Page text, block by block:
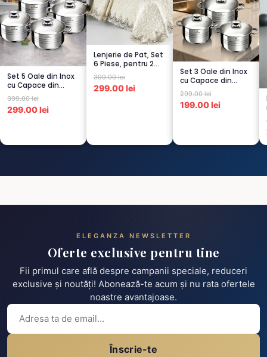
Set 5 Oale din Inox
cu Capace din
Sticlă
Termorezistent...
399.00 lei
299.00 lei
Lenjerie de Pat, Set
6 Piese, pentru 2
persoana, CREM-
4...
399.00 lei
299.00 lei
Set 3 Oale din Inox
cu Capace din
Sticlă
Termorezistent...
299.00 lei
199.00 lei
ELEGANZA NEWSLETTER
Oferte exclusive pentru tine
Fii primul care află despre campanii speciale, reduceri
exclusive și noutăți! Abonează-te acum și nu rata ofertele
noastre avantajoase.
Înscrie-te